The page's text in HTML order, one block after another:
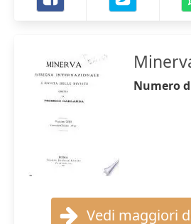
Numero
Vedi maggiori